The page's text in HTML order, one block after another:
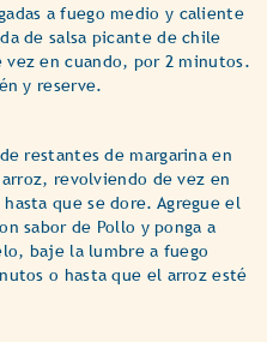
a fuego medio y caliente
de salsa picante de chile
en cuando, por 2 minutos.
y reserve.
restantes de margarina en
revolviendo de vez en
que se dore. Agregue el
sabor de Pollo y ponga a
baje la lumbre a fuego
o hasta que el arroz esté